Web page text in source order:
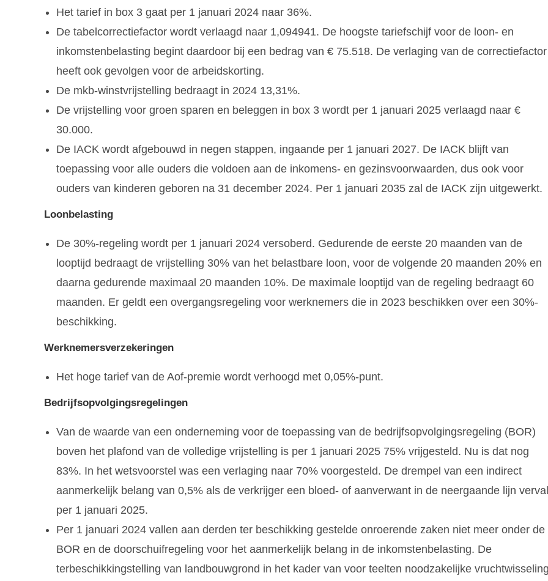
Het tarief in box 3 gaat per 1 januari 2024 naar 36%.
De tabelcorrectiefactor wordt verlaagd naar 1,094941. De hoogste tariefschijf voor de loon- en
inkomstenbelasting begint daardoor bij een bedrag van € 75.518. De verlaging van de correctiefactor
heeft ook gevolgen voor de arbeidskorting.
De mkb-winstvrijstelling bedraagt in 2024 13,31%.
De vrijstelling voor groen sparen en beleggen in box 3 wordt per 1 januari 2025 verlaagd naar €
30.000.
De IACK wordt afgebouwd in negen stappen, ingaande per 1 januari 2027. De IACK blijft van
toepassing voor alle ouders die voldoen aan de inkomens- en gezinsvoorwaarden, dus ook voor
ouders van kinderen geboren na 31 december 2024. Per 1 januari 2035 zal de IACK zijn uitgewerkt.
Loonbelasting
De 30%-regeling wordt per 1 januari 2024 versoberd. Gedurende de eerste 20 maanden van de
looptijd bedraagt de vrijstelling 30% van het belastbare loon, voor de volgende 20 maanden 20% en
daarna gedurende maximaal 20 maanden 10%. De maximale looptijd van de regeling bedraagt 60
maanden. Er geldt een overgangsregeling voor werknemers die in 2023 beschikken over een 30%-
beschikking.
Werknemersverzekeringen
Het hoge tarief van de Aof-premie wordt verhoogd met 0,05%-punt.
Bedrijfsopvolgingsregelingen
Van de waarde van een onderneming voor de toepassing van de bedrijfsopvolgingsregeling (BOR)
boven het plafond van de volledige vrijstelling is per 1 januari 2025 75% vrijgesteld. Nu is dat nog
83%. In het wetsvoorstel was een verlaging naar 70% voorgesteld. De drempel van een indirect
aanmerkelijk belang van 0,5% als de verkrijger een bloed- of aanverwant in de neergaande lijn
per 1 januari 2025.
Per 1 januari 2024 vallen aan derden ter beschikking gestelde onroerende zaken niet meer onder de
BOR en de doorschuifregeling voor het aanmerkelijk belang in de inkomstenbelasting. De
terbeschikkingstelling van landbouwgrond in het kader van voor teelten noodzakelijke